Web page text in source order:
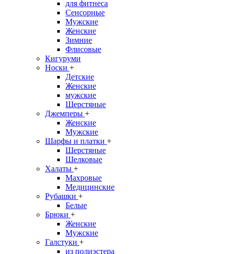
для фитнеса
Сенсорные
Мужские
Женские
Зимние
Флисовые
Кигуруми
Носки +
Детские
Женские
мужские
Шерстяные
Джемперы +
Женские
Мужские
Шарфы и платки +
Шерстяные
Шелковые
Халаты +
Махровые
Медицинские
Рубашки +
Белые
Брюки +
Женские
Мужские
Галстуки +
из полиэстера